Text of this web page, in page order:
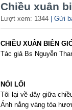
Chiều xuân
Lượt xem: 1344 | Gửi
CHIỀU XUÂN BIÊN
Tác giả Bs Nguyễn
NÓI LỐI
Tôi lại về đây giữa
Ánh nắng vàng tỏa